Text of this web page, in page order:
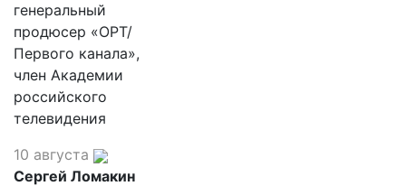
генеральный
продюсер «ОРТ/
Первого канала»,
член Академии
российского
телевидения
10 августа
Сергей Ломакин